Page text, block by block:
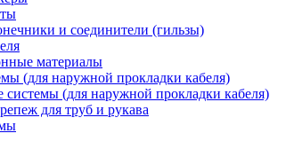
и соединители (гильзы)
материалы
(для наружной прокладки кабеля)
системы (для наружной прокладки кабеля)
для труб и рукава